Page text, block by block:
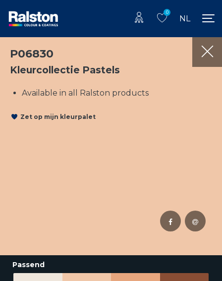
0
NL
P06830
Kleurcollectie Pastels
Available in all Ralston products
Zet op mijn kleurpalet
Passend